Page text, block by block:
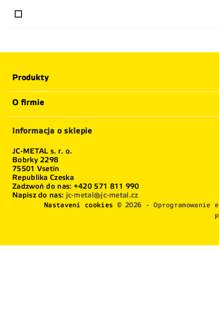
Produkty
O firmie
Informacja o sklepie
JC-METAL s. r. o.
Bobrky 2298
75501 Vsetín
Republika Czeska
Zadzwoń do nas: +420 571 811 990
Napisz do nas: jc-metal@jc-metal.cz
Nastavení cookies
© 2026 - Oprogramowanie